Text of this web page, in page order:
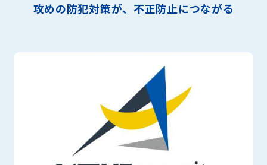
お客様専用サイト
攻めの防犯対策が、 不正防止につながる